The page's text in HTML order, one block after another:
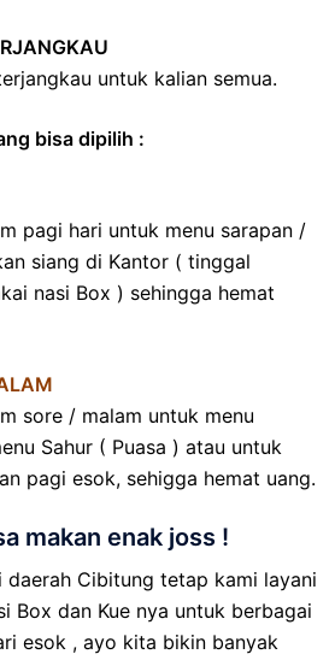
untuk kalian semua.
bisa dipilih :
pagi hari untuk menu sarapan /
siang di Kantor ( tinggal
nasi Box ) sehingga hemat
sore / malam untuk menu
Sahur ( Puasa ) atau untuk
pagi esok, sehigga hemat uang.
makan enak joss !
daerah Cibitung tetap kami layani
Box dan Kue nya untuk berbagai
esok , ayo kita bikin banyak